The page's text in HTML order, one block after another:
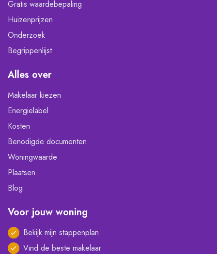
Gratis waardebepaling
Huizenprijzen
Onderzoek
Begrippenlijst
Alles over
Makelaar kiezen
Energielabel
Kosten
Benodigde documenten
Woningwaarde
Plaatsen
Blog
Voor jouw woning
Bekijk mijn stappenplan
Vind de beste makelaar